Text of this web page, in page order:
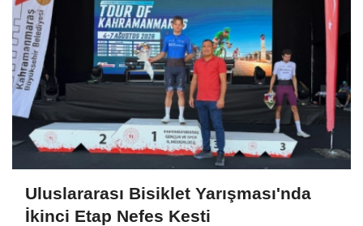
Uluslararası Bisiklet Yarışması'nda
İkinci Etap Nefes Kesti